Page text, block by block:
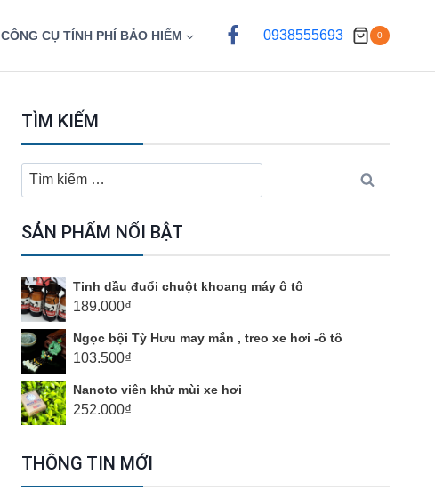
CÔNG CỤ TÍNH PHÍ BẢO HIỂM 0938555693 0
TÌM KIẾM
Tìm
kiếm
SẢN PHẨM NỔI BẬT
Tinh dầu đuổi chuột khoang máy ô tô
189.000₫
Ngọc bội Tỳ Hưu may mắn , treo xe hơi -ô tô
103.500₫
Nanoto viên khử mùi xe hơi
252.000₫
THÔNG TIN MỚI